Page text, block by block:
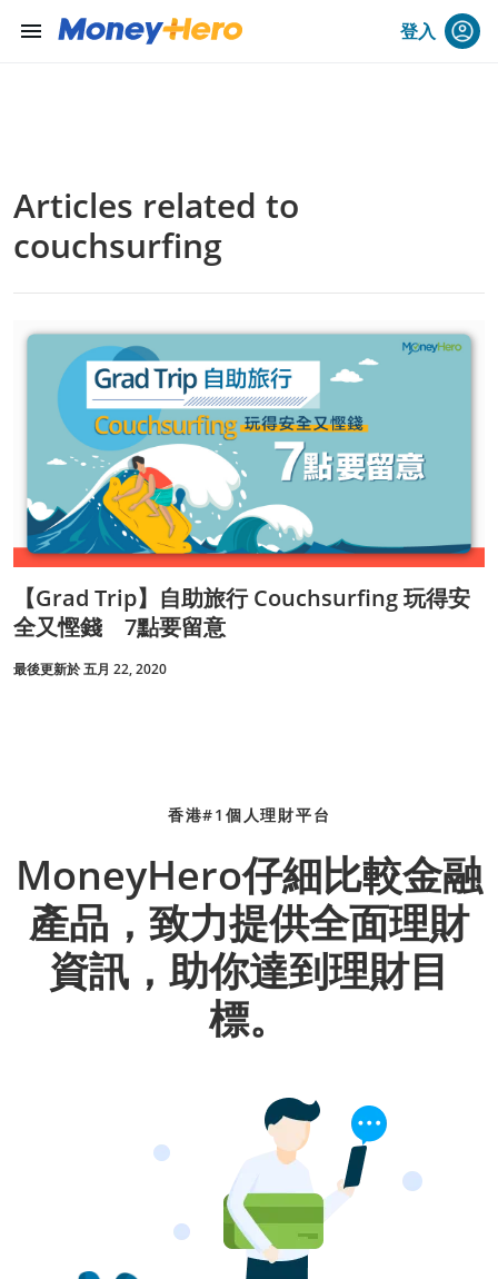
menu 登入
Articles related to
couchsurfing
【Grad Trip】自助旅行 Couchsurfing 玩得安
全又慳錢 7點要留意
最後更新於 五月 22, 2020
香港#1個人理財平台
MoneyHero仔細比較金融
產品，致力提供全面理財
資訊，助你達到理財目
標。